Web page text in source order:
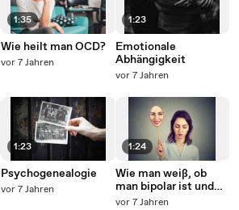
1:35
Wie heilt man OCD?
vor 7 Jahren
1:23
Psychogenealogie
vor 7 Jahren
1:23
Emotionale
Abhängigkeit
vor 7 Jahren
1:24
Wie man weiß, ob
man bipolar ist und
wie man sich selbst
vor 7 Jahren